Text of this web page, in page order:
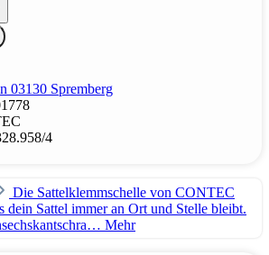
03130 Spremberg
4
Die Sattelklemmschelle von CONTEC
dein Sattel immer an Ort und Stelle bleibt.
Mehr